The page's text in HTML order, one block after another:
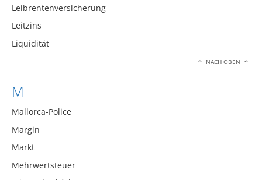
Leibrentenversicherung
Leitzins
Liquidität
NACH OBEN
M
Mallorca-Police
Margin
Markt
Mehrwertsteuer